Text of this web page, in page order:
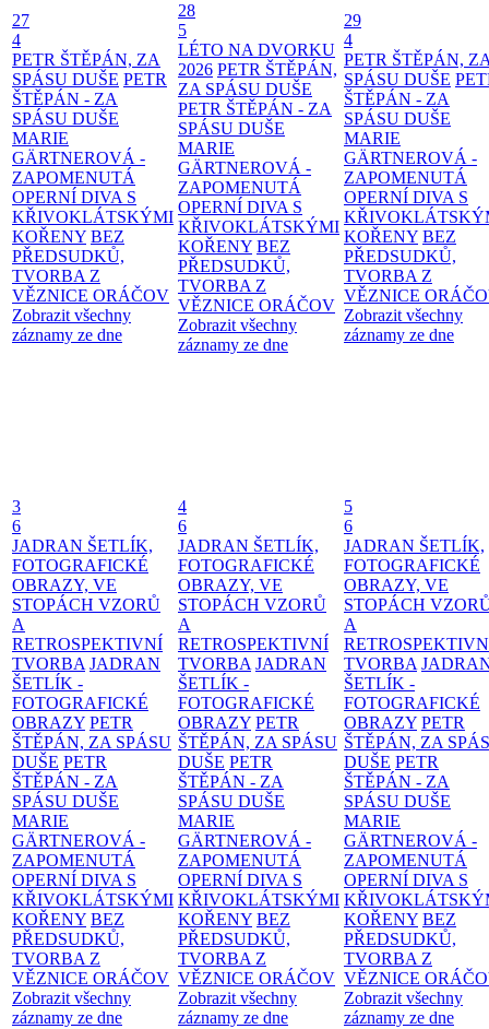
27
4
PETR ŠTĚPÁN, ZA
SPÁSU DUŠE PETR
ŠTĚPÁN - ZA
SPÁSU DUŠE
MARIE
GÄRTNEROVÁ -
ZAPOMENUTÁ
OPERNÍ DIVA S
KŘIVOKLÁTSKÝMI
KOŘENY BEZ
PŘEDSUDKŮ,
TVORBA Z
VĚZNICE ORÁČOV
Zobrazit všechny
záznamy ze dne
28
5
LÉTO NA DVORKU
2026 PETR ŠTĚPÁN,
ZA SPÁSU DUŠE
PETR ŠTĚPÁN - ZA
SPÁSU DUŠE
MARIE
GÄRTNEROVÁ -
ZAPOMENUTÁ
OPERNÍ DIVA S
KŘIVOKLÁTSKÝMI
KOŘENY BEZ
PŘEDSUDKŮ,
TVORBA Z
VĚZNICE ORÁČOV
Zobrazit všechny
záznamy ze dne
29
4
PETR ŠTĚPÁN,
SPÁSU DUŠE
ŠTĚPÁN - ZA
SPÁSU DUŠE
MARIE
GÄRTNEROVÁ -
ZAPOMENUTÁ
OPERNÍ DIVA S
KOŘENY BEZ
PŘEDSUDKŮ,
TVORBA Z
VĚZNICE
Zobrazit všechny
záznamy ze dne
3
6
JADRAN ŠETLÍK,
FOTOGRAFICKÉ
OBRAZY, VE
STOPÁCH VZORŮ
A
RETROSPEKTIVNÍ
TVORBA JADRAN
ŠETLÍK -
FOTOGRAFICKÉ
OBRAZY PETR
ŠTĚPÁN, ZA SPÁSU
DUŠE PETR
ŠTĚPÁN - ZA
SPÁSU DUŠE
MARIE
GÄRTNEROVÁ -
ZAPOMENUTÁ
OPERNÍ DIVA S
KŘIVOKLÁTSKÝMI
KOŘENY BEZ
PŘEDSUDKŮ,
TVORBA Z
VĚZNICE ORÁČOV
Zobrazit všechny
záznamy ze dne
4
6
JADRAN ŠETLÍK,
FOTOGRAFICKÉ
OBRAZY, VE
STOPÁCH VZORŮ
A
RETROSPEKTIVNÍ
TVORBA JADRAN
ŠETLÍK -
FOTOGRAFICKÉ
OBRAZY PETR
ŠTĚPÁN, ZA SPÁSU
DUŠE PETR
ŠTĚPÁN - ZA
SPÁSU DUŠE
MARIE
GÄRTNEROVÁ -
ZAPOMENUTÁ
OPERNÍ DIVA S
KŘIVOKLÁTSKÝMI
KOŘENY BEZ
PŘEDSUDKŮ,
TVORBA Z
VĚZNICE ORÁČOV
Zobrazit všechny
záznamy ze dne
5
6
JADRAN ŠETLÍK,
FOTOGRAFICKÉ
OBRAZY, VE
STOPÁCH
A
TVORBA
ŠETLÍK -
FOTOGRAFICKÉ
OBRAZY PETR
ŠTĚPÁN, ZA
DUŠE PETR
ŠTĚPÁN - ZA
SPÁSU DUŠE
MARIE
GÄRTNEROVÁ -
ZAPOMENUTÁ
OPERNÍ DIVA S
KOŘENY BEZ
PŘEDSUDKŮ,
TVORBA Z
VĚZNICE
Zobrazit všechny
záznamy ze dne